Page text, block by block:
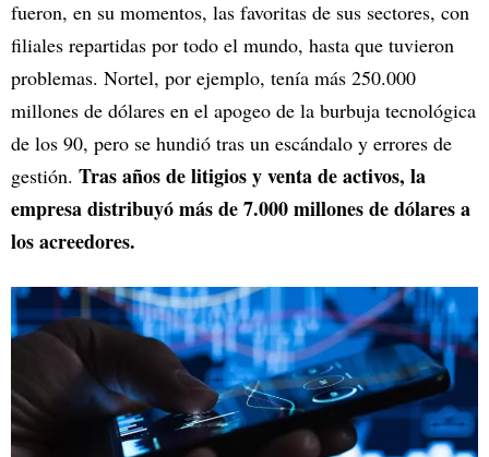
fueron, en su momentos, las favoritas de sus sectores, con
filiales repartidas por todo el mundo, hasta que tuvieron
problemas. Nortel, por ejemplo, tenía más 250.000
millones de dólares en el apogeo de la burbuja tecnológica
de los 90, pero se hundió tras un escándalo y errores de
gestión. Tras años de litigios y venta de activos, la
empresa distribuyó más de 7.000 millones de dólares a
los acreedores.